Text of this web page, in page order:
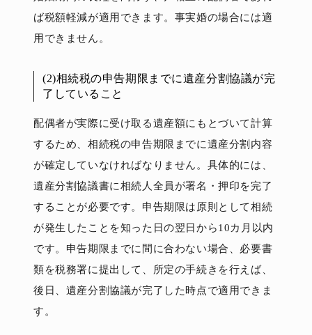
ば税額軽減が適用できます。事実婚の場合には適
用できません。
(2)相続税の申告期限までに遺産分割協議が完
了していること
配偶者が実際に受け取る遺産額にもとづいて計算
するため、相続税の申告期限までに遺産分割内容
が確定していなければなりません。具体的には、
遺産分割協議書に相続人全員が署名・押印を完了
することが必要です。申告期限は原則として相続
が発生したことを知った日の翌日から10カ月以内
です。申告期限までに間に合わない場合、必要書
類を税務署に提出して、所定の手続きを行えば、
後日、遺産分割協議が完了した時点で適用できま
す。